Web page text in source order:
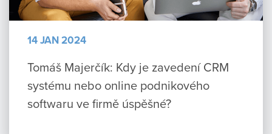
14 JAN 2024
Tomáš Majerčík: Kdy je zavedení CRM
systému nebo online podnikového
softwaru ve firmě úspěšné?